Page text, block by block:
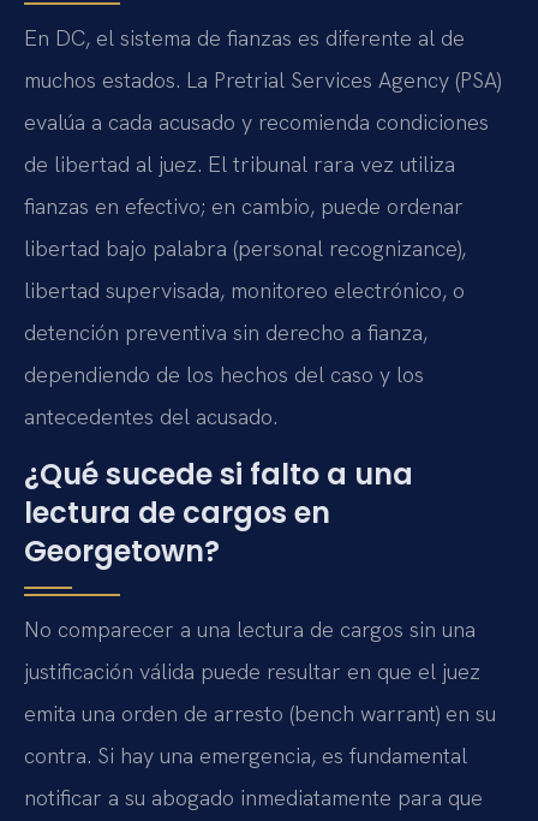
En DC, el sistema de fianzas es diferente al de
muchos estados. La Pretrial Services Agency (PSA)
evalúa a cada acusado y recomienda condiciones
de libertad al juez. El tribunal rara vez utiliza
fianzas en efectivo; en cambio, puede ordenar
libertad bajo palabra (personal recognizance),
libertad supervisada, monitoreo electrónico, o
detención preventiva sin derecho a fianza,
dependiendo de los hechos del caso y los
antecedentes del acusado.
¿Qué sucede si falto a una
lectura de cargos en
Georgetown?
No comparecer a una lectura de cargos sin una
justificación válida puede resultar en que el juez
emita una orden de arresto (bench warrant) en su
contra. Si hay una emergencia, es fundamental
notificar a su abogado inmediatamente para que